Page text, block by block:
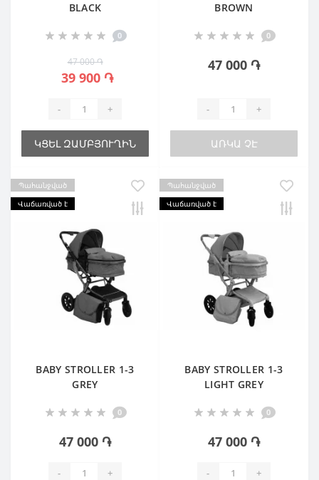
BLACK
0
47 000 ֏
39 900 ֏
- +
ԿՑԵԼ ԶԱՄԲՅՈՒՂԻՆ
BROWN
0
47 000 ֏
- +
ԱՌԿԱ ՉԷ
Պահանջված
Վաճառված է
BABY STROLLER 1-3
GREY
0
47 000 ֏
- +
Պահանջված
Վաճառված է
BABY STROLLER 1-3
LIGHT GREY
0
47 000 ֏
- +